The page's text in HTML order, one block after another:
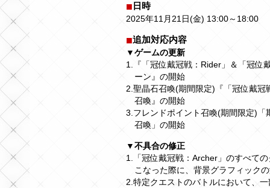
日時
2025年11月21日(金) 13:00～18:00
追加対応内容
▼ゲームの更新
1.『「冠位戴冠戦：Rider」＆「冠位
ーン』の開始
2.聖晶石召喚(期間限定)『「冠位戴
召喚』の開始
3.フレンドポイント召喚(期間限定)
召喚」の開始
▼不具合の修正
1.「冠位戴冠戦：Archer」のすべて
こなった際に、背景グラフィック
2.特定クエストのバトルにおいて、